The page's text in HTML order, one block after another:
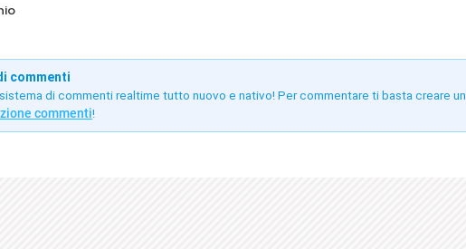
commenti
di commenti realtime tutto nuovo e nativo! Per commentare ti basta creare
commenti!